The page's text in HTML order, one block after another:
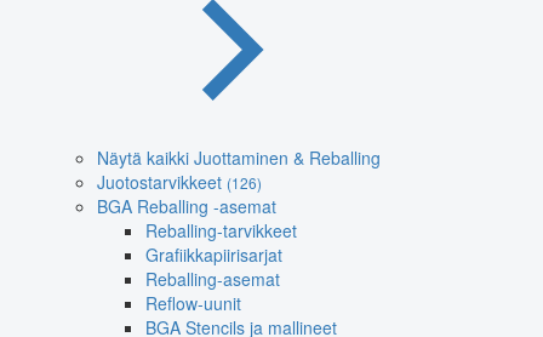
Näytä kaikki Juottaminen & Reballing
Juotostarvikkeet (126)
BGA Reballing -asemat
Reballing-tarvikkeet
Grafiikkapiirisarjat
Reballing-asemat
Reflow-uunit
BGA Stencils ja mallineet